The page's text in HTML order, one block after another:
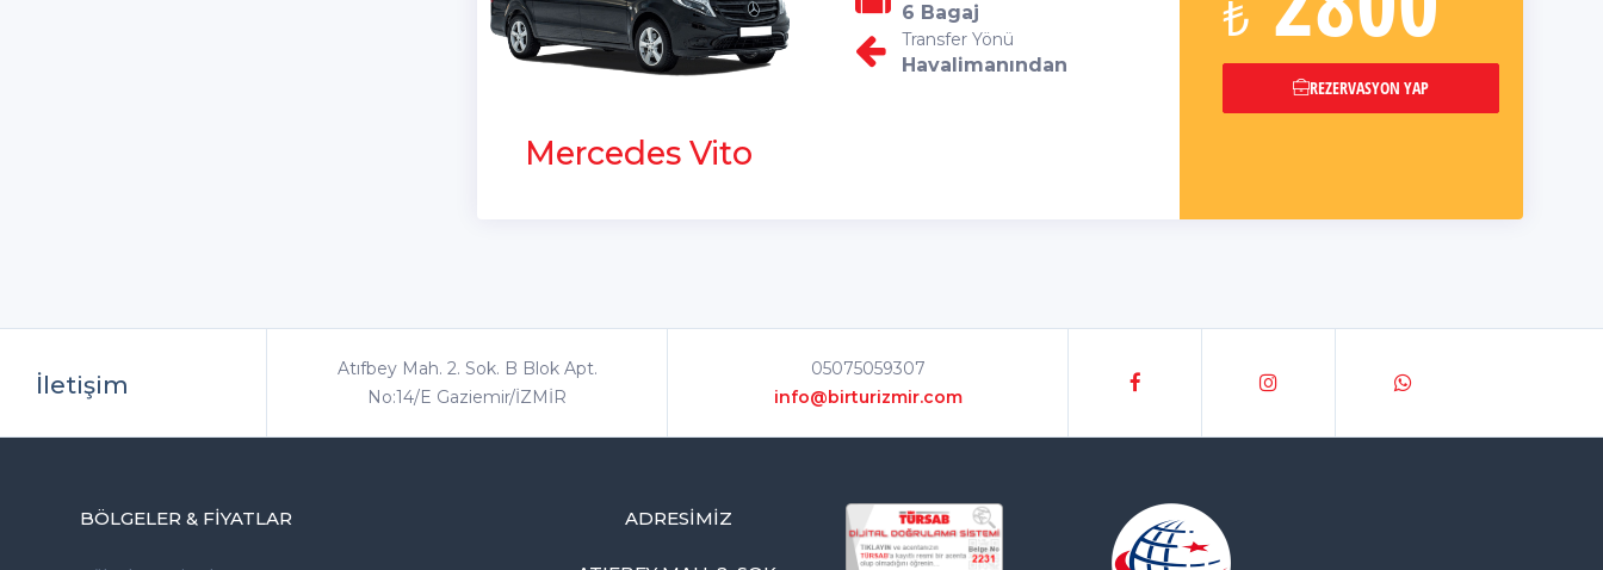
Mercedes Vito
6 Bagaj
Transfer Yönü
Havalimanından
₺
REZERVASYON YAP
İletişim
Atıfbey Mah. 2. Sok. B Blok Apt.
No:14/E Gaziemir/İZMİR
05075059307
info@birturizmir.com
BÖLGELER & FIYATLAR ADRESIMIZ